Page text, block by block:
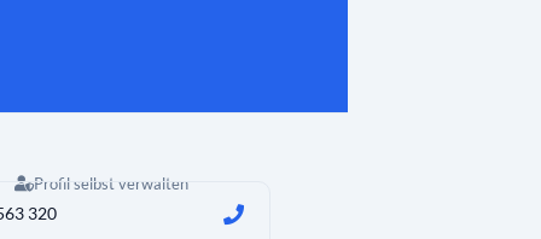
Profil selbst verwalten
320